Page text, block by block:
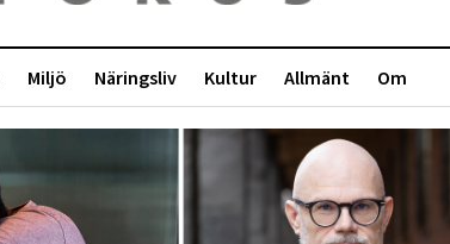
Miljö Näringsliv Kultur Allmänt Om